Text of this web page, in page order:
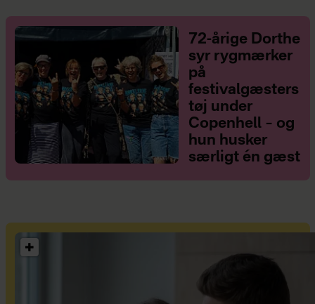
72-årige Dorthe
syr rygmærker
på
festivalgæsters
tøj under
Copenhell – og
hun husker
særligt én gæst